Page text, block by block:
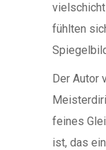
fühlten
Der Autor
feines
ist, das